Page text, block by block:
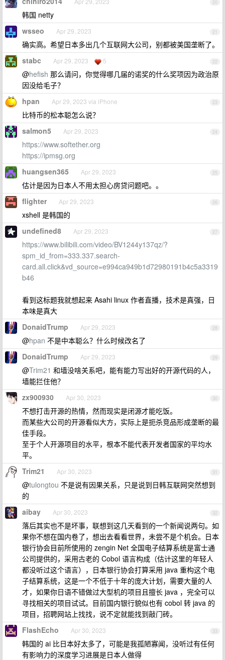
20
韩国 netty
21
wsseo Apr 29, 2023
确实高。希望日本多出几个互联网大公司，别都被美国垄断了。
22
stabc Apr 29, 2023 5
@hefish 那么请问，你觉得哪几届的诺奖的什么奖项因为政治原
因没给毛子？
23
hpan Apr 29, 2023 via iPhone
比特币的松本聪怎么说？
24
salmon5 Apr 29, 2023
https://www.softether.org
https://ipmsg.org
25
huangsen365 Apr 29, 2023
估计是因为日本人不用太担心房贷问题吧。。
26
flighter Apr 29, 2023
xshell 是韩国的
27
undefined8 Apr 29, 2023
https://www.bilibili.com/video/BV1244y137qz/?
spm_id_from=333.337.search-
card.all.click&vd_source=e994ca949b1d72980191b4c5a3319
b46
看到这标题我就想起来 Asahi linux 作者直播，技术是真强，日
本味是真大
28
DonaidTrump Apr 29, 2023
@hpan 不是中本聪么？什么时候改名了
29
DonaidTrump Apr 29, 2023
@Trim21 和墙没啥关系吧，能有能力写出好的开源代码的人，
墙能拦住他？
30
zx900930 Apr 30, 2023
不想打击开源的热情，然而现实是闭源才能吃饭。
而某些大公司的开源看似大方，实际上是扼杀竞品形成垄断的最
佳手段。
至于个人开源项目的水平，根本不能代表开发者国家的平均水
平。
31
Trim21 Apr 30, 2023
@tulongtou 不是说有因果关系，只是说到日韩互联网突然想到
的
32
aibay Apr 30, 2023
落后其实也不是坏事，联想到这几天看到的一个新闻说两句。如
果你不想在国内卷了，想出去看看世界，未尝不是个机会。日本
银行协会目前所使用的 zengin Net 全国电子结算系统是富士通
公司提供的，采用古老的 Cobol 语言构成（估计这里的年轻人
都没听过这个语言），日本银行协会打算采用 java 重构这个电
子结算系统，这是一个不低于十年的庞大计划，需要大量的人
才，如果你日语不错做过大型机的项目且擅长 java ，完全可以
寻找相关的项目试试。目前国内银行貌似也有 cobol 转 java 的
项目，招聘网站上找找，说不定就能找到敲门砖。
33
FlashEcho Apr 30, 2023
韩国的 ai 比日本好太多了，可能是我孤陋寡闻，没听过有任何
有影响力的深度学习进展是日本人做得